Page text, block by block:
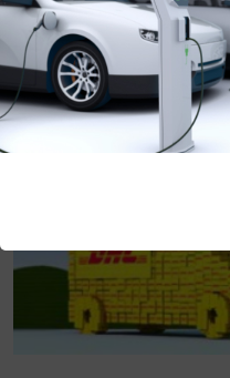
Rédigé par le 30 Août 2012 à